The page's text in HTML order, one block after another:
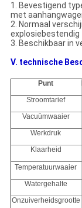
1. Bevestigend
met
2. Normaal
explosiebestendig
3. Beschikbaar in
V. technische
Punt
Stroomtarief
Vacuümwaaier
Werkdruk
Klaarheid
Temperatuurwaaier
Watergehalte
Onzuiverheidsgrootte